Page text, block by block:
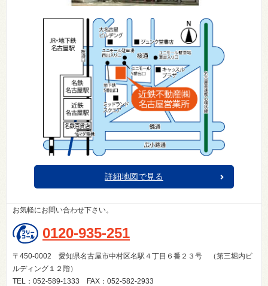
詳細地図で見る
お気軽にお問い合わせ下さい。
0120-935-251
〒450-0002 愛知県名古屋市中村区名駅４丁目６番２３号 （第三堀内ビ
ルディング１２階）
TEL：052-589-1333 FAX：052-582-2933